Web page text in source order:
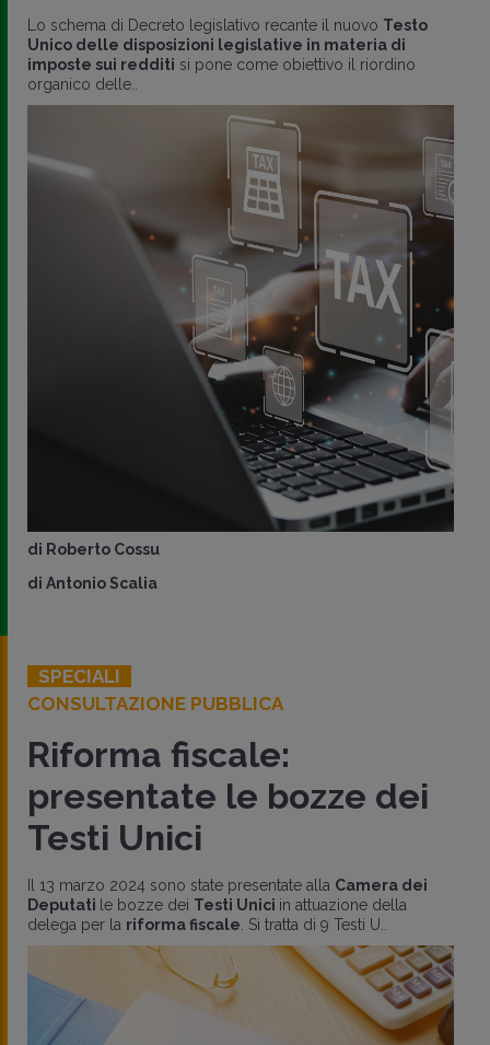
Lo schema di Decreto legislativo recante il nuovo Testo
Unico delle disposizioni legislative in materia di
imposte sui redditi si pone come obiettivo il riordino
organico delle..
di Roberto Cossu
di Antonio Scalia
SPECIALI
CONSULTAZIONE PUBBLICA
Riforma fiscale:
presentate le bozze dei
Testi Unici
Il 13 marzo 2024 sono state presentate alla Camera dei
Deputati le bozze dei Testi Unici in attuazione della
delega per la riforma fiscale . Si tratta di 9 Testi U..